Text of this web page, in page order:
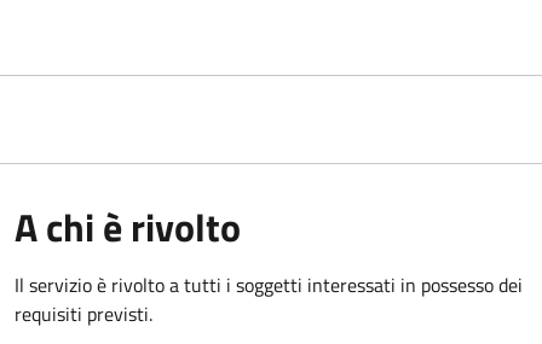
A chi è rivolto
Il servizio è rivolto a tutti i soggetti interessati in possesso dei
requisiti previsti.